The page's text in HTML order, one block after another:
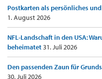
Postkarten als persönliches
1. August 2026
NFL-Landschaft in den USA:
beheimatet31. Juli 2026
Den passenden Zaun für
30. Juli 2026